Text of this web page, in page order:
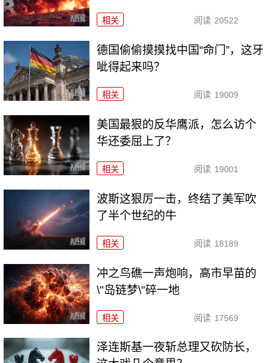
相关 阅读 20522
德国偷偷摸摸找中国“命门”，这牙
呲得起来吗？
相关 阅读 19009
美国最狠的反华鹰派，怎么访个
华还委屈上了？
相关 阅读 19001
波斯这狠厉一击，终结了美军吹
了半个世纪的牛
相关 阅读 18189
冲之鸟礁一声炮响，高市早苗的
\"岛链梦\"碎一地
相关 阅读 17569
泽连斯基一夜斩总理又砍防长，